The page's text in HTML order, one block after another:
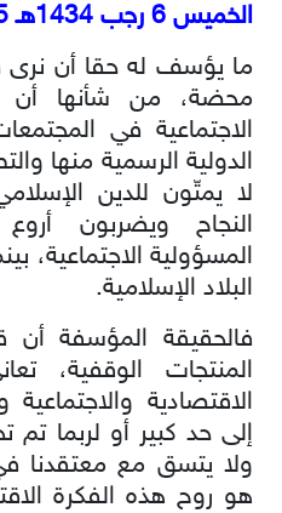
الخميس 6 رجب 1434هـ 15 مايو 2013م
ما يؤسف له حقا أن نرى
محضة، من شأنها أن
الاجتماعية في
الدولية الرسمية منها
لا يمتّون للدين
النجاح ويضربون
المسؤولية الاجتماعية،
البلاد الإسلامية.
فالحقيقة المؤسفة أن
المنتجات الوقفية،
الاقتصادية
إلى حد كبير أو لربما
ولا يتسق مع معتقدنا
هو روح هذه الفكرة